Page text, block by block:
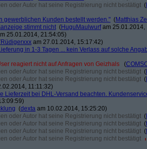
oder Autor hat seine Registrierung nicht bestätigt (
gewerblichen Kunden bestellt werden." (Matthias
stimmt nicht (HuguMaulwurfam 25.01.2014,
25.01.2014, 21:54:05)
Rüdigerxxx am 27.01.2014, 15:17:42)
in 1-3 Tagen ... kein Verlass auf solche
reagiert nicht auf Anfragen von Geizhals (
oder Autor hat seine Registrierung nicht bestätigt (
oder Autor hat seine Registrierung nicht bestätigt (
11:11:32)
Lieferzeit bei DHL-Versand beachten.
(dexta am 10.02.2014, 15:25:20)
oder Autor hat seine Registrierung nicht bestätigt (
oder Autor hat seine Registrierung nicht bestätigt (
oder Autor hat seine Registrierung nicht bestätigt (
oder Autor hat seine Registrierung nicht bestätigt